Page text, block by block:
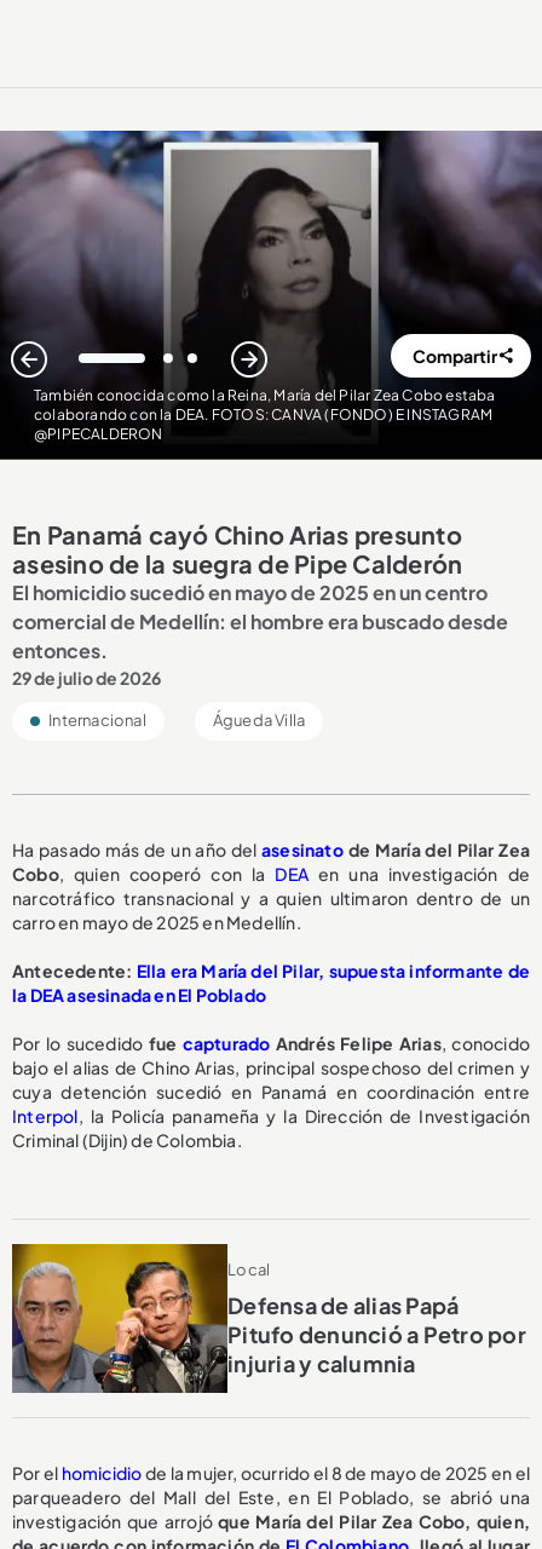
También conocida como la Reina, María del Pilar Zea Cobo estaba
colaborando con la DEA. FOTOS: CANVA (FONDO) E INSTAGRAM
@PIPECALDERON
1 2 3 Compartir
En Panamá cayó Chino Arias presunto
asesino de la suegra de Pipe Calderón
El homicidio sucedió en mayo de 2025 en un centro
comercial de Medellín: el hombre era buscado desde
entonces.
29 de julio de 2026
Internacional Águeda Villa
Ha pasado más de un año delasesinatode María del Pilar Zea
Cobo, quien cooperó con la DEA en una investigación de
narcotráfico transnacional y a quien ultimaron dentro de un
carro en mayo de 2025 en Medellín.
Antecedente: Ella era María del Pilar, supuesta informante de
la DEA asesinada en El Poblado
Por lo sucedido fue capturado Andrés Felipe Arias, conocido
bajo el alias de Chino Arias, principal sospechoso del crimen y
cuya detención sucedió en Panamá en coordinación entre
Interpol, la Policía panameña y la Dirección de Investigación
Criminal (Dijin) de Colombia.
Local
Defensa de alias Papá
Pitufo denunció a Petro por
injuria y calumnia
Por el homicidiode la mujer, ocurrido el 8 de mayo de 2025 en el
parqueadero del Mall del Este, en El Poblado, se abrió una
investigación que arrojóque María del Pilar Zea Cobo, quien,